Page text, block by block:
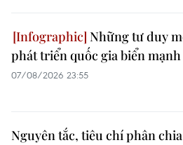
Những tư duy
phát triển quốc gia biển mạnh
07/08/2026 23:55
Nguyên tắc, tiêu chí phân